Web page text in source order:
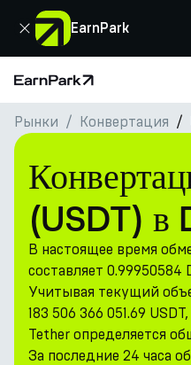
EarnPark
Закрыть
Главная страница
Продукты
Рынки
Калькуляторы
Токен PARK
Ресурсы
Компания
Рынки Конвертация
(USDT) в
В настоящее время
составляет 0.99950584
Учитывая текущий
183 506 366 051.69
Tether определяется
За последние 24 часа